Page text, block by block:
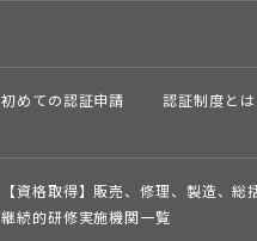
初めての認証申請 認証制度とは
【資格取得】販売、修理、製造、総
継続的研修実施機関一覧